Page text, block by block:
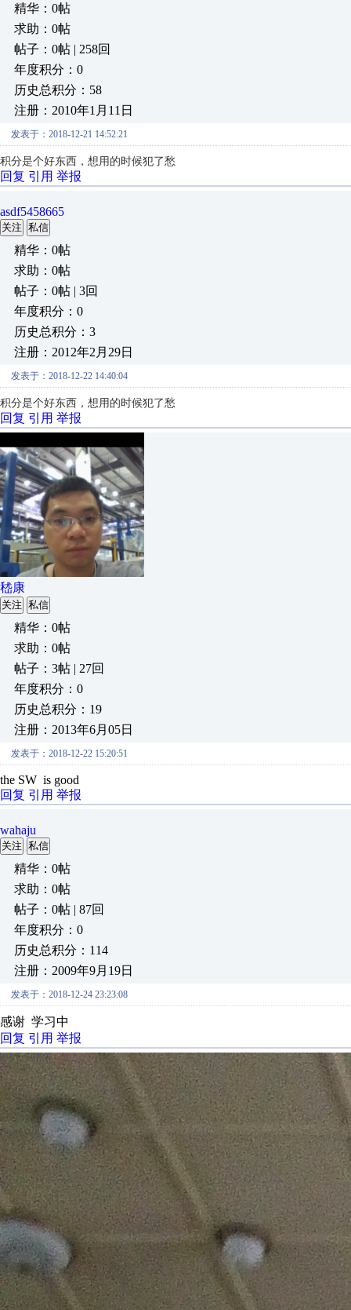
精华：0帖
求助：0帖
帖子：0帖 | 258回
年度积分：0
历史总积分：58
注册：2010年1月11日
发表于：2018-12-21 14:52:21
积分是个好东西，想用的时候犯了愁
回复 引用 举报
asdf5458665
关注 私信
精华：0帖
求助：0帖
帖子：0帖 | 3回
年度积分：0
历史总积分：3
注册：2012年2月29日
发表于：2018-12-22 14:40:04
积分是个好东西，想用的时候犯了愁
回复 引用 举报
嵇康
关注 私信
精华：0帖
求助：0帖
帖子：3帖 | 27回
年度积分：0
历史总积分：19
注册：2013年6月05日
发表于：2018-12-22 15:20:51
the SW is good
回复 引用 举报
wahaju
关注 私信
精华：0帖
求助：0帖
帖子：0帖 | 87回
年度积分：0
历史总积分：114
注册：2009年9月19日
发表于：2018-12-24 23:23:08
感谢 学习中
回复 引用 举报